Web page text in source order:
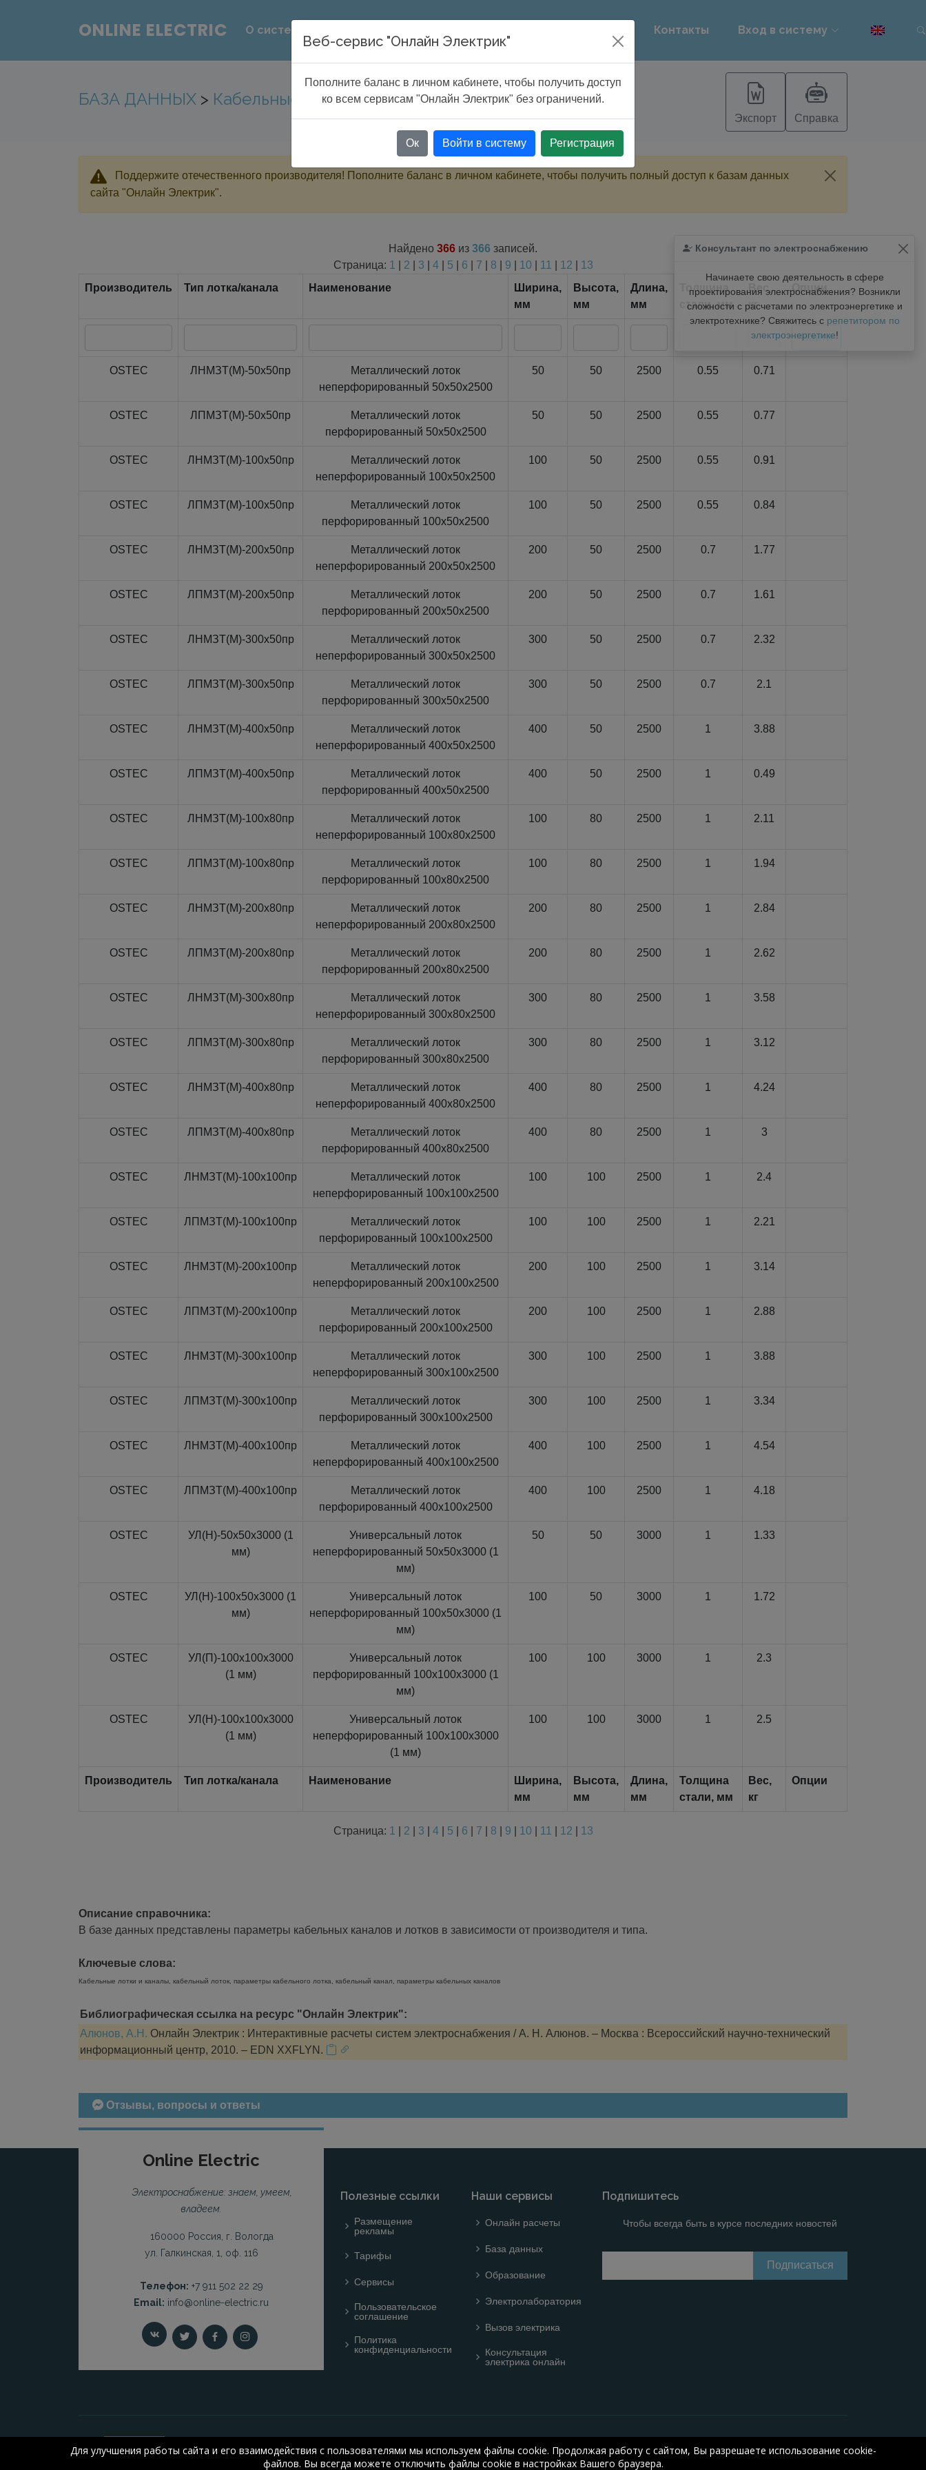
ONLINE ELECTRIC О системе Контакты Вход в систему
БАЗА ДАННЫХ > Кабельные каналы и лотки
Экспорт Справка
Поддержите отечественного производителя! Пополните баланс в личном кабинете, чтобы получить полный доступ к базам данных
сайта "Онлайн Электрик".
Консультант по электроснабжению
Начинаете свою деятельность в сфере
проектирования электроснабжения? Возникли
сложности с расчетами по электроэнергетике и
электротехнике? Свяжитесь с репетитором по
электроэнергетике!
Найдено 366 из 366 записей.
Страница: 1 2 3 4| 5 6 7 8 9 10 11 12
13
Производитель
Тип лотка/канала Наименование
Ширина,
мм
Высота,
мм
Длина,
мм
Толщина
стали, мм
Вес,
кг
Опции
OSTEC ЛНМЗТ(М)-50x50пр
Металлический лоток
неперфорированный 50x50x2500
50 50 2500 0.55 0.71
OSTEC ЛПМЗТ(М)-50x50пр
Металлический лоток
перфорированный 50x50x2500
50 50 2500 0.55 0.77
OSTEC ЛНМЗТ(М)-100x50пр
Металлический лоток
неперфорированный 100x50x2500
100 50 2500 0.55 0.91
OSTEC ЛПМЗТ(М)-100x50пр
Металлический лоток
перфорированный 100x50x2500
100 50 2500 0.55 0.84
OSTEC ЛНМЗТ(М)-200x50пр
Металлический лоток
неперфорированный 200x50x2500
200 50 2500 0.7 1.77
OSTEC ЛПМЗТ(М)-200x50пр
Металлический лоток
перфорированный 200x50x2500
200 50 2500 0.7 1.61
OSTEC ЛНМЗТ(М)-300x50пр
Металлический лоток
неперфорированный 300x50x2500
300 50 2500 0.7 2.32
OSTEC ЛПМЗТ(М)-300x50пр
Металлический лоток
перфорированный 300x50x2500
300 50 2500 0.7 2.1
OSTEC ЛНМЗТ(М)-400x50пр
Металлический лоток
неперфорированный 400x50x2500
400 50 2500 1 3.88
OSTEC ЛПМЗТ(М)-400x50пр
Металлический лоток
перфорированный 400x50x2500
400 50 2500 1 0.49
OSTEC ЛНМЗТ(М)-100x80пр
Металлический лоток
неперфорированный 100x80x2500
100 80 2500 1 2.11
OSTEC ЛПМЗТ(М)-100x80пр
Металлический лоток
перфорированный 100x80x2500
100 80 2500 1 1.94
OSTEC ЛНМЗТ(М)-200x80пр
Металлический лоток
неперфорированный 200x80x2500
200 80 2500 1 2.84
OSTEC ЛПМЗТ(М)-200x80пр
Металлический лоток
перфорированный 200x80x2500
200 80 2500 1 2.62
OSTEC ЛНМЗТ(М)-300x80пр
Металлический лоток
неперфорированный 300x80x2500
300 80 2500 1 3.58
OSTEC ЛПМЗТ(М)-300x80пр
Металлический лоток
перфорированный 300x80x2500
300 80 2500 1 3.12
OSTEC ЛНМЗТ(М)-400x80пр
Металлический лоток
неперфорированный 400x80x2500
400 80 2500 1 4.24
OSTEC ЛПМЗТ(М)-400x80пр
Металлический лоток
перфорированный 400x80x2500
400 80 2500 1 3
OSTEC ЛНМЗТ(М)-100x100пр
Металлический лоток
неперфорированный 100x100x2500
100 100 2500 1 2.4
OSTEC ЛПМЗТ(М)-100x100пр
Металлический лоток
перфорированный 100x100x2500
100 100 2500 1 2.21
OSTEC ЛНМЗТ(М)-200x100пр
Металлический лоток
неперфорированный 200x100x2500
200 100 2500 1 3.14
OSTEC ЛПМЗТ(М)-200x100пр
Металлический лоток
перфорированный 200x100x2500
200 100 2500 1 2.88
OSTEC ЛНМЗТ(М)-300x100пр
Металлический лоток
неперфорированный 300x100x2500
300 100 2500 1 3.88
OSTEC ЛПМЗТ(М)-300x100пр
Металлический лоток
перфорированный 300x100x2500
300 100 2500 1 3.34
OSTEC ЛНМЗТ(М)-400x100пр
Металлический лоток
неперфорированный 400x100x2500
400 100 2500 1 4.54
OSTEC ЛПМЗТ(М)-400x100пр
Металлический лоток
перфорированный 400x100x2500
400 100 2500 1 4.18
OSTEC
УЛ(Н)-50x50x3000 (1
мм)
Универсальный лоток
неперфорированный 50x50x3000 (1
мм)
50 50 3000 1 1.33
OSTEC
УЛ(Н)-100x50x3000 (1
мм)
Универсальный лоток
неперфорированный 100x50x3000 (1
мм)
100 50 3000 1 1.72
OSTEC
УЛ(П)-100x100x3000
(1 мм)
Универсальный лоток
перфорированный 100x100x3000 (1
мм)
100 100 3000 1 2.3
OSTEC
УЛ(Н)-100x100x3000
(1 мм)
Универсальный лоток
неперфорированный 100x100x3000
(1 мм)
100 100 3000 1 2.5
Производитель Тип лотка/канала Наименование
Ширина,
мм
Высота,
мм
Длина,
мм
Толщина
стали, мм
Вес,
кг
Опции
Страница: 1 2 3 4| 5 6 7 8 9 10 11 12 13
Веб-сервис "Онлайн Электрик"
Пополните баланс в личном кабинете, чтобы получить доступ
ко всем сервисам "Онлайн Электрик" без ограничений.
Ок Войти в систему Регистрация
Описание справочника:
В базе данных представлены параметры кабельных каналов и лотков в зависимости от производителя и типа.
Ключевые слова:
Кабельные лотки и каналы, кабельный лоток, параметры кабельного лотка, кабельный канал, параметры кабельных каналов
Библиографическая ссылка на ресурс "Онлайн Электрик":
Алюнов, А.Н. Онлайн Электрик : Интерактивные расчеты систем электроснабжения / А. Н. Алюнов. – Москва : Всероссийский научно-технический
информационный центр, 2010. – EDN XXFLYN.
Отзывы, вопросы и ответы
Online Electric
Электроснабжение: знаем, умеем,
владеем.
160000 Россия, г. Вологда
ул. Галкинская, 1, оф. 116
Телефон: +7 911 502 22 29
Email: info@online-electric.ru
Полезные ссылки
Размещение
рекламы
Тарифы
Сервисы
Пользовательское
соглашение
Политика
конфиденциальности
Наши сервисы
Онлайн расчеты
База данных
Образование
Электролаборатория
Вызов электрика
Консультация
электрика онлайн
Подпишитесь
Чтобы всегда быть в курсе последних новостей
electric.ru, 2008-2026
Для улучшения работы сайта и его взаимодействия с пользователями мы используем файлы cookie. Продолжая работу с сайтом, Вы разрешаете использование cookie-
файлов. Вы всегда можете отключить файлы cookie в настройках Вашего браузера.